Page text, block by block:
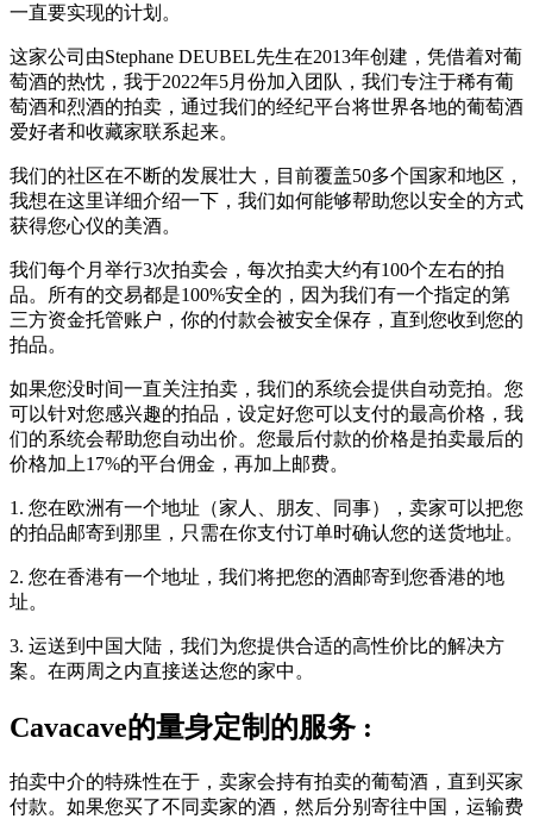
一直要实现的计划。
这家公司由Stephane DEUBEL先生在2013年创建，凭借着对葡
萄酒的热忱，我于2022年5月份加入团队，我们专注于稀有葡
萄酒和烈酒的拍卖，通过我们的经纪平台将世界各地的葡萄酒
爱好者和收藏家联系起来。
我们的社区在不断的发展壮大，目前覆盖50多个国家和地区，
我想在这里详细介绍一下，我们如何能够帮助您以安全的方式
获得您心仪的美酒。
我们每个月举行3次拍卖会，每次拍卖大约有100个左右的拍
品。所有的交易都是100%安全的，因为我们有一个指定的第
三方资金托管账户，你的付款会被安全保存，直到您收到您的
拍品。
如果您没时间一直关注拍卖，我们的系统会提供自动竞拍。您
可以针对您感兴趣的拍品，设定好您可以支付的最高价格，我
们的系统会帮助您自动出价。您最后付款的价格是拍卖最后的
价格加上17%的平台佣金，再加上邮费。
1. 您在欧洲有一个地址（家人、朋友、同事），卖家可以把您
的拍品邮寄到那里，只需在你支付订单时确认您的送货地址。
2. 您在香港有一个地址，我们将把您的酒邮寄到您香港的地
址。
3. 运送到中国大陆，我们为您提供合适的高性价比的解决方
案。在两周之内直接送达您的家中。
Cavacave的量身定制的服务 :
拍卖中介的特殊性在于，卖家会持有拍卖的葡萄酒，直到买家
付款。如果您买了不同卖家的酒，然后分别寄往中国，运输费